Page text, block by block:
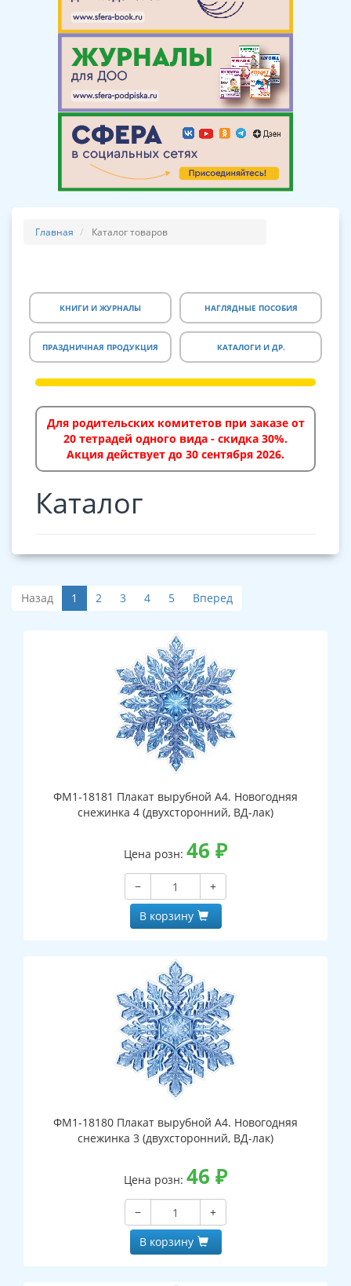
Главная Каталог товаров
КНИГИ И ЖУРНАЛЫ НАГЛЯДНЫЕ ПОСОБИЯ
ПРАЗДНИЧНАЯ ПРОДУКЦИЯ КАТАЛОГИ И ДР.
Для родительских комитетов при заказе от
20 тетрадей одного вида - скидка 30%.
Акция действует до 30 сентября 2026.
Каталог
Назад 1 2 3 4 5 Вперед
ФМ1-18181 Плакат вырубной А4. Новогодняя
снежинка 4 (двухсторонний, ВД-лак)
Цена розн: 46 ₽
−
+
В корзину
ФМ1-18180 Плакат вырубной А4. Новогодняя
снежинка 3 (двухсторонний, ВД-лак)
Цена розн: 46 ₽
−
+
В корзину